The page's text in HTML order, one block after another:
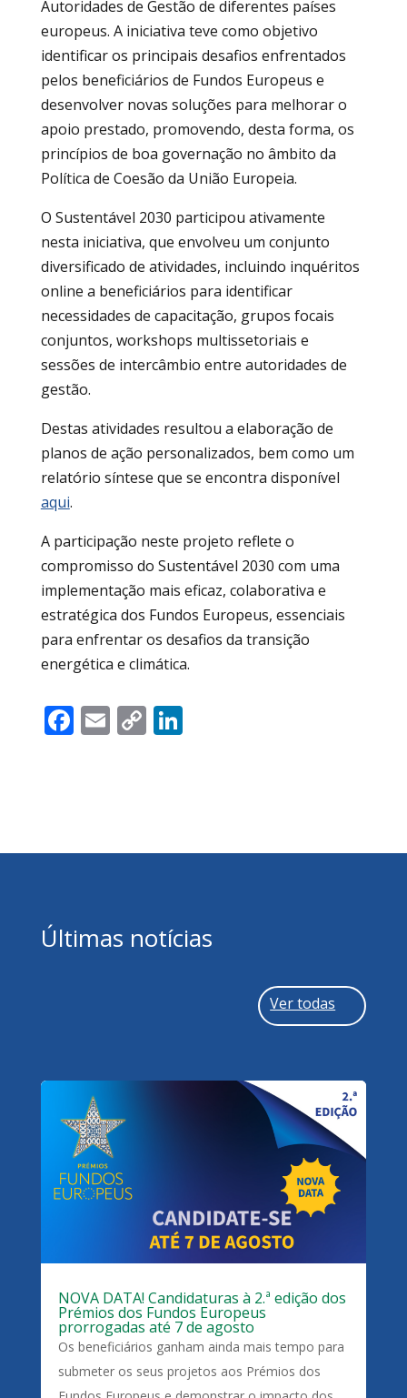
Autoridades de Gestão de diferentes países
europeus. A iniciativa teve como objetivo
identificar os principais desafios enfrentados
pelos beneficiários de Fundos Europeus e
desenvolver novas soluções para melhorar o
apoio prestado, promovendo, desta forma, os
princípios de boa governação no âmbito da
Política de Coesão da União Europeia.
O Sustentável 2030 participou ativamente
nesta iniciativa, que envolveu um conjunto
diversificado de atividades, incluindo inquéritos
online a beneficiários para identificar
necessidades de capacitação, grupos focais
conjuntos, workshops multissetoriais e
sessões de intercâmbio entre autoridades de
gestão.
Destas atividades resultou a elaboração de
planos de ação personalizados, bem como um
relatório síntese que se encontra disponível
aqui.
A participação neste projeto reflete o
compromisso do Sustentável 2030 com uma
implementação mais eficaz, colaborativa e
estratégica dos Fundos Europeus, essenciais
para enfrentar os desafios da transição
energética e climática.
Facebook
Email
CopyLinkedIn
Últimas notícias
Ver todas
NOVA DATA! Candidaturas à 2.ª edição dos
Prémios dos Fundos Europeus
prorrogadas até 7 de agosto
Os beneficiários ganham ainda mais tempo para
submeter os seus projetos aos Prémios dos